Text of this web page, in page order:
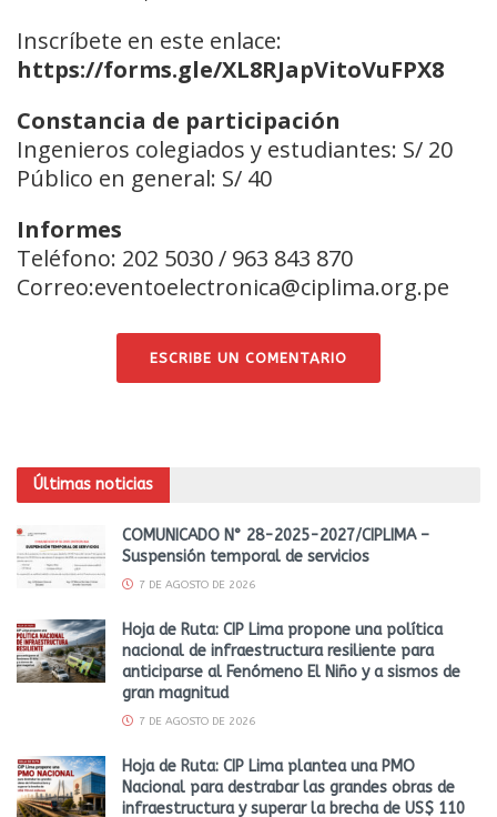
Inscríbete en este enlace:
https://forms.gle/XL8RJapVitoVuFPX8
Constancia de participación
Ingenieros colegiados y estudiantes: S/ 20
Público en general: S/ 40
Informes
Teléfono: 202 5030 / 963 843 870
Correo:eventoelectronica@ciplima.org.pe
ESCRIBE UN COMENTARIO
Últimas noticias
COMUNICADO N° 28-2025-2027/CIPLIMA –
Suspensión temporal de servicios
7 DE AGOSTO DE 2026
Hoja de Ruta: CIP Lima propone una política
nacional de infraestructura resiliente para
anticiparse al Fenómeno El Niño y a sismos de
gran magnitud
7 DE AGOSTO DE 2026
Hoja de Ruta: CIP Lima plantea una PMO
Nacional para destrabar las grandes obras de
infraestructura y superar la brecha de US$ 110